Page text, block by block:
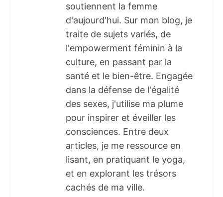
soutiennent la femme
d'aujourd'hui. Sur mon blog, je
traite de sujets variés, de
l'empowerment féminin à la
culture, en passant par la
santé et le bien-être. Engagée
dans la défense de l'égalité
des sexes, j'utilise ma plume
pour inspirer et éveiller les
consciences. Entre deux
articles, je me ressource en
lisant, en pratiquant le yoga,
et en explorant les trésors
cachés de ma ville.